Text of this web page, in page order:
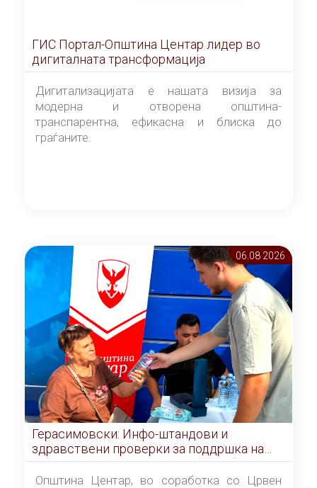
ГИС Портал-Општина Центар лидер во
дигиталната трансформација
Дигитализацијата е нашата визија за
модерна и отворена општина-
транспарентна, ефикасна и блиска до
граѓаните.
06.08 2026
Герасимовски: Инфо-штандови и
здравствени проверки за поддршка на
граѓаните во услови на топлотен бран
Општина Центар, во соработка со Црвен